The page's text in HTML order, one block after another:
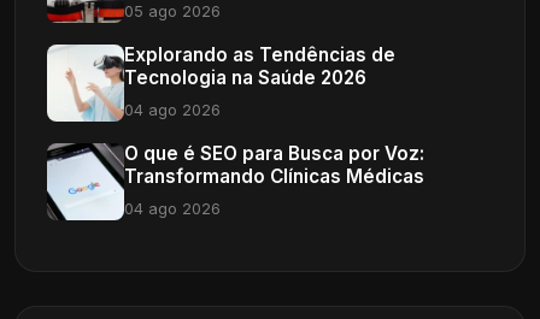
05 ago 2026
Explorando as Tendências de
Tecnologia na Saúde 2026
04 ago 2026
O que é SEO para Busca por Voz:
Transformando Clínicas Médicas
04 ago 2026